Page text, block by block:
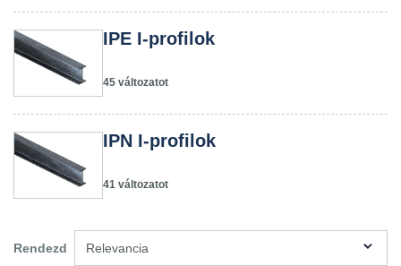
IPE I-profilok
45 változatot
IPN I-profilok
41 változatot
Rendezd Relevancia